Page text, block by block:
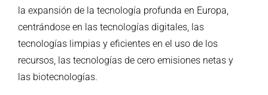
la expansión de la tecnología profunda en Europa,
centrándose en las tecnologías digitales, las
tecnologías limpias y eficientes en el uso de los
recursos, las tecnologías de cero emisiones netas y
las biotecnologías.